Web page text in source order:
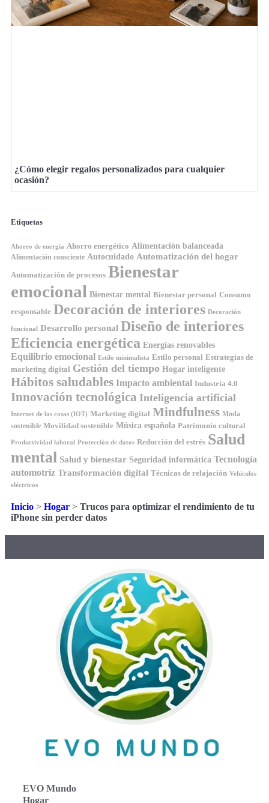
¿Cómo elegir regalos personalizados para cualquier
ocasión?
Etiquetas
Ahorro de energía Ahorro energético Alimentación balanceada
Alimentación consciente Autocuidado Automatización del hogar
Automatización de procesos Bienestar
emocional Bienestar mental Bienestar personal Consumo
responsable Decoración de interiores Decoración
funcional Desarrollo personal Diseño de interiores
Eficiencia energética Energías renovables
Equilibrio emocional Estilo minimalista Estilo personal Estrategias de
marketing digital Gestión del tiempo Hogar inteligente
Hábitos saludables Impacto ambiental Industria 4.0
Innovación tecnológica Inteligencia artificial
Internet de las cosas (IOT) Marketing digital Mindfulness Moda
sostenible Movilidad sostenible Música española Patrimonio cultural
Productividad laboral Protección de datos Reducción del estrés Salud
mental Salud y bienestar Seguridad informática Tecnología
automotriz Transformación digital Técnicas de relajación Vehículos
eléctricos
Inicio > Hogar > Trucos para optimizar el rendimiento de tu
iPhone sin perder datos
EVO Mundo
Hogar